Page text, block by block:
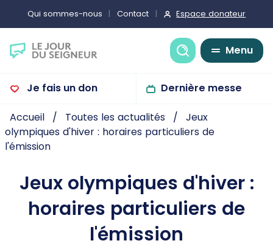
Qui sommes-nous Contact Espace donateur
Recherche
Menu
Je fais un don Dernière messe
Accueil Toutes les actualités
Jeux
olympiques d'hiver : horaires particuliers de
l'émission
Jeux olympiques d'hiver :
horaires particuliers de
l'émission